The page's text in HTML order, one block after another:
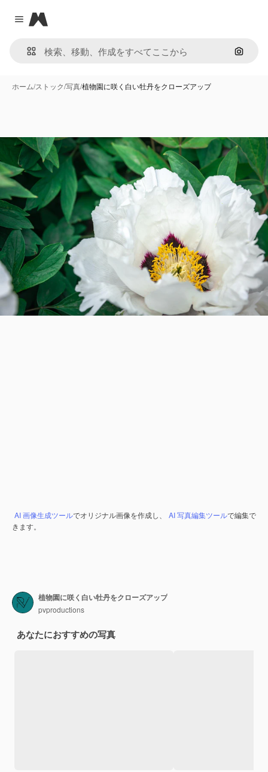
Close menu
Magnific
画像で
ホーム/ストック/写真/植物園に咲く白い牡丹をクローズアップ
AI 画像生成ツールでオリジナル画像を作成し、 AI 写真編集ツールで編集で
きます。
植物園に咲く白い牡丹をクローズアップ
pvproductions
あなたにおすすめの写真